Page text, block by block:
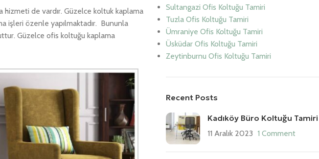
de vardır. Güzelce koltuk kaplama
işleri özenle yapılmaktadır. Bununla
Güzelce ofis koltuğu kaplama
Sultangazi Ofis Koltuğu Tamiri
Tuzla Ofis Koltuğu Tamiri
Ümraniye Ofis Koltuğu Tamiri
Üsküdar Ofis Koltuğu Tamiri
Zeytinburnu Ofis Koltuğu Tamiri
Recent Posts
Kadıköy Büro Koltuğu Tamiri
11 Aralık 2023 1 Comment